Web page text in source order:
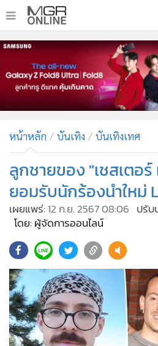
• หน้าหลัก
ทันเหตุการณ์
ภาคใต้
• ภูมิภาค
• บันเทิง
• คอลัมนิสต์
• ละคร
CbizReview
• ผู้จัดกวน
• Good health & Well-being
• Green Innovation & SD
• Management & HR
• MGR Live
หน้าหลัก บันเทิง บันเทิงเทศ
ลูกชายของ "เชสเตอร์
ยอมรับนักร้องนำใหม่
เผยแพร่: 12 ก.ย. 2567 08:06 ปรับ
โดย: ผู้จัดการออนไลน์